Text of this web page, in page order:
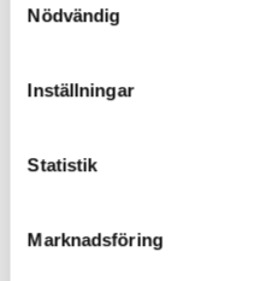
Nödvändig
Inställningar
Statistik
Marknadsföring